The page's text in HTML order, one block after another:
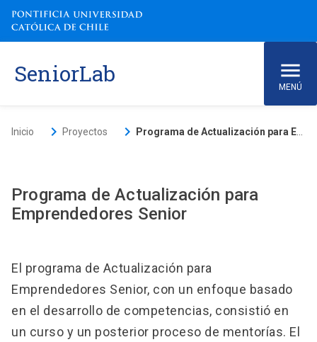
SeniorLab MENÚ
Conócenos
Qué hacemos
Inicio keyboard_arrow_right Proyectos keyboard_arrow_right
Programa de Actualización para
Emprendedores Senior
El programa de Actualización para
Emprendedores Senior, con un enfoque basado
en el desarrollo de competencias, consistió en
un curso y un posterior proceso de mentorías. El